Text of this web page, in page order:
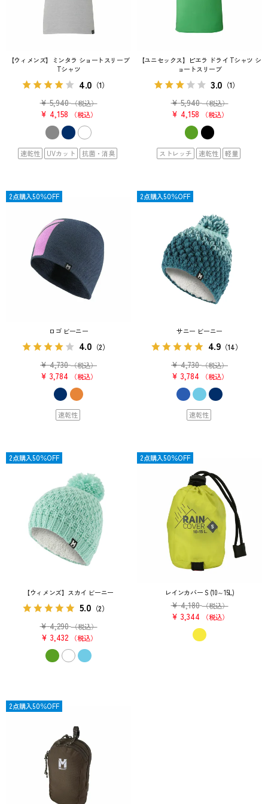
【ウィメンズ】ミンタラ ショートスリーブ
Tシャツ
4.0 （1）
¥ 5,940 （税込）
¥ 4,158 税込
速乾性 UVカット 抗菌・消臭
【ユニセックス】ピエラ ドライ Tシャツ シ
ョートスリーブ
3.0 （1）
¥ 5,940 （税込）
¥ 4,158 税込
ストレッチ 速乾性 軽量
ロゴ ビーニー
4.0 （2）
¥ 4,730 （税込）
¥ 3,784 税込
OUTLET
速乾性
2点購入50％OFF
サニー ビーニー
4.9 （14）
¥ 4,730 （税込）
¥ 3,784 税込
OUTLET
速乾性
2点購入50％OFF
【ウィメンズ】スカイ ビーニー
5.0 （2）
¥ 4,290 （税込）
¥ 3,432 税込
OUTLET
2点購入50％OFF
レインカバー S (10～15L)
¥ 4,180 （税込）
¥ 3,344 税込
OUTLET
2点購入50％OFF
OUTLET
2点購入50％OFF